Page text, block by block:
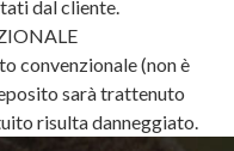
dal cliente.
convenzionale (non è
sarà trattenuto
risulta danneggiato.